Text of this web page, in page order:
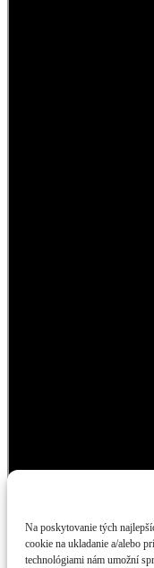
Na poskytovanie tých
cookie na ukladanie a/alebo
technológiami nám umožní